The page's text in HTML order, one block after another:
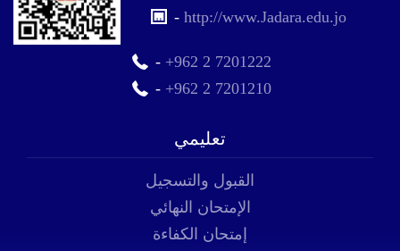
-http://www.Jadara.edu.jo
- +962 2 7201222
- +962 2 7201210
تعليمي
القبول والتسجيل
الإمتحان النهائي
إمتحان الكفاءة